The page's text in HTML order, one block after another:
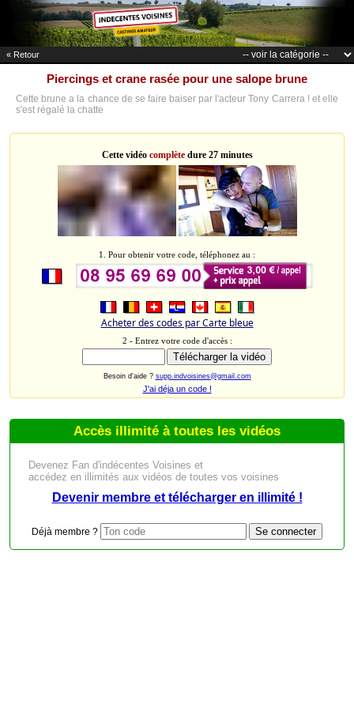
« Retour
Piercings et crane rasée pour une salope brune
Cette brune a la chance de se faire baiser par l'acteur Tony Carrera ! et elle
s'est régalé la chatte
Cette vidéo complètedure 27 minutes
1. Pour obtenir votre code, téléphonez au :
Acheter des codes par Carte bleue
2 - Entrez votre code d'accès :
Besoin d'aide ? supp.indvoisines@gmail.com
J'ai déja un code !
Accès illimité à toutes les vidéos
Devenez Fan d'indécentes Voisines et
accédez en illimités aux vidéos de toutes vos voisines
Devenir membre et télécharger en illimité !
Déjà membre ?